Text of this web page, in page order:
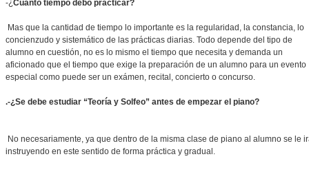
-¿Cuánto tiempo debo practicar?
Mas que la cantidad de tiempo lo importante es la regularidad, la constancia, lo
concienzudo y sistemático de las prácticas diarias. Todo depende del tipo de
alumno en cuestión, no es lo mismo el tiempo que necesita y demanda un
aficionado que el tiempo que exige la preparación de un alumno para un evento
especial como puede ser un exámen, recital, concierto o concurso.
.-¿Se debe estudiar “Teoría y Solfeo” antes de empezar el piano?
No necesariamente, ya que dentro de la misma clase de piano al alumno se le
instruyendo en este sentido de forma práctica y gradual.